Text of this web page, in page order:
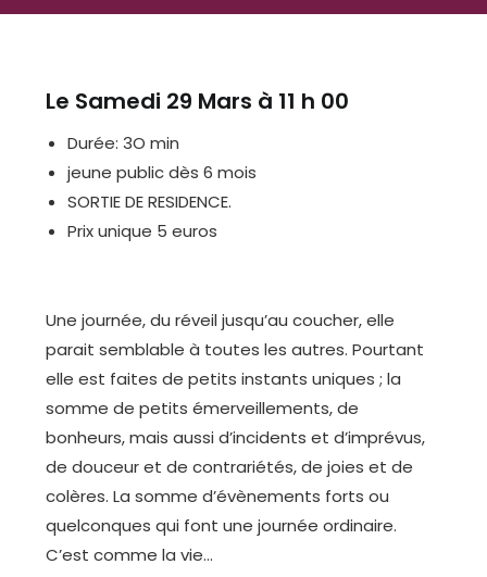
Le Samedi 29 Mars à 11 h 00
Durée: 3O min
jeune public dès 6 mois
SORTIE DE RESIDENCE.
Prix unique 5 euros
Une journée, du réveil jusqu’au coucher, elle
parait semblable à toutes les autres. Pourtant
elle est faites de petits instants uniques ; la
somme de petits émerveillements, de
bonheurs, mais aussi d’incidents et d’imprévus,
de douceur et de contrariétés, de joies et de
colères. La somme d’évènements forts ou
quelconques qui font une journée ordinaire.
C’est comme la vie…